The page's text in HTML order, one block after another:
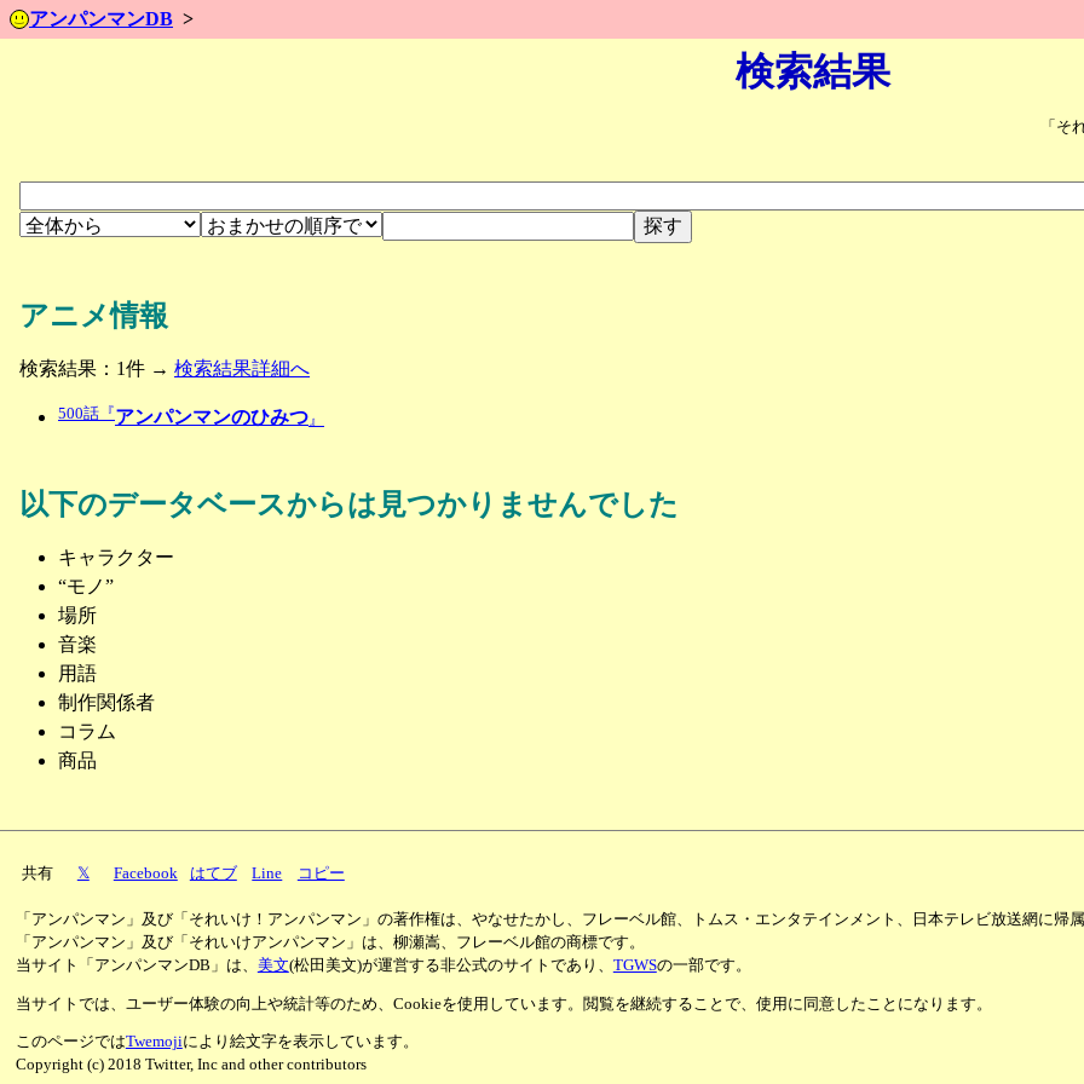
アンパンマンDB
検索結果
「そ
アニメ情報
検索結果：1件 → 検索結果詳細へ
500話『 アンパンマンのひみつ』
以下のデータベースからは見つかりませんでした
キャラクター
“モノ”
場所
音楽
用語
制作関係者
コラム
商品
共有 𝕏 Facebook はてブ Line コピー
「アンパンマン」及び「それいけ！アンパンマン」の著作権は、やなせたかし、フレーベル館、トムス・エンタテインメント、日本テレビ放送網に帰属
「アンパンマン」及び「それいけアンパンマン」は、柳瀬嵩、フレーベル館の商標です。
当サイト「アンパンマンDB」は、 美文(松田美文)が運営する非公式のサイトであり、 TGWSの一部です。
当サイトでは、ユーザー体験の向上や統計等のため、Cookieを使用しています。閲覧を継続することで、使用に同意したことになります。
このページではTwemojiにより絵文字を表示しています。
Copyright (c) 2018 Twitter, Inc and other contributors